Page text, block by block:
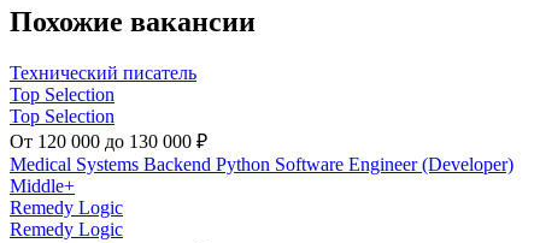
Похожие вакансии
Технический писатель
Top Selection
Top Selection
От 120 000 до 130 000 ₽
Medical Systems Backend Python Software Engineer (Developer)
Middle+
Remedy Logic
Remedy Logic